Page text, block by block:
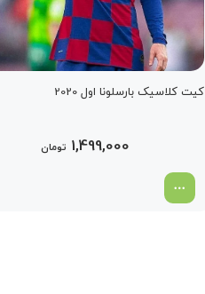
کیت کلاسیک بارسلونا اول 2020
1,499,000 تومان